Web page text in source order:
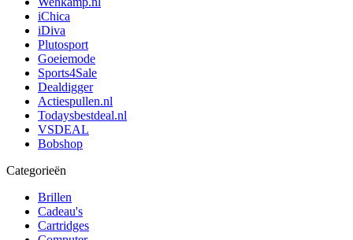
iChica
iDiva
Plutosport
Goeiemode
Sports4Sale
Dealdigger
Actiespullen.nl
Todaysbestdeal.nl
VSDEAL
Bobshop
Categorieën
Brillen
Cadeau's
Cartridges